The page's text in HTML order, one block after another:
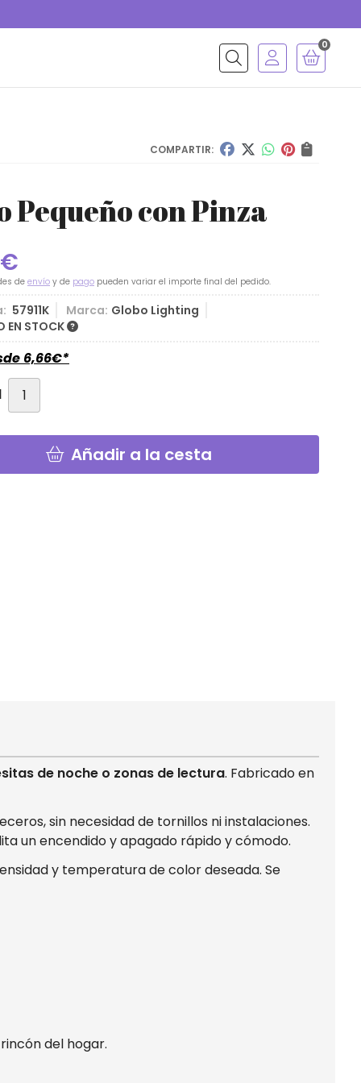
Buscar
0
COMPARTIR:
Pequeño con Pinza
€
de envío y de pago pueden variar el importe final del pedido.
57911K Marca: Globo Lighting
EN STOCK
6,66€*
Añadir a la cesta
de noche o zonas de lectura. Fabricado en
sin necesidad de tornillos ni instalaciones.
un encendido y apagado rápido y cómodo.
y temperatura de color deseada. Se
del hogar.